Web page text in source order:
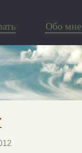
Обо мне